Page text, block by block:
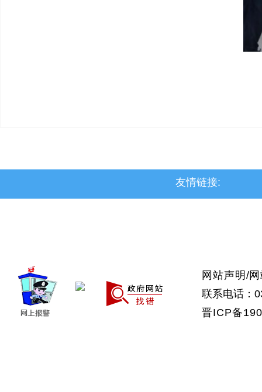
友情链接:
网站声明 /
联系电话：
晋ICP备